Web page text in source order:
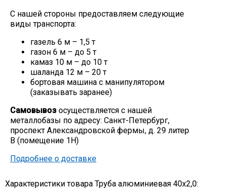
С нашей стороны предоставляем следующие
виды транспорта:
газель 6 м – 1,5 т
газон 6 м – до 5 т
камаз 10 м – до 10 т
шаланда 12 м – 20 т
бортовая машина с манипулятором
(заказывать заранее)
Самовывоз осуществляется с нашей
металлобазы по адресу: Санкт-Петербург,
проспект Александровской фермы, д. 29 литер
В (помещение 1Н)
Подробнее о доставке
Характеристики товара Труба алюминиевая 40х2,0: